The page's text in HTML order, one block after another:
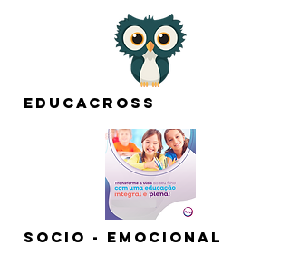
EDUCACROSS
Socio - Emocional